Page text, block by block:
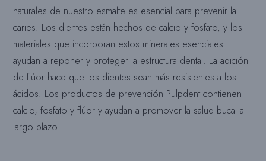
naturales de nuestro esmalte es esencial para prevenir la
caries. Los dientes están hechos de calcio y fosfato, y los
materiales que incorporan estos minerales esenciales
ayudan a reponer y proteger la estructura dental. La adición
de flúor hace que los dientes sean más resistentes a los
ácidos. Los productos de prevención Pulpdent contienen
calcio, fosfato y flúor y ayudan a promover la salud bucal a
largo plazo.